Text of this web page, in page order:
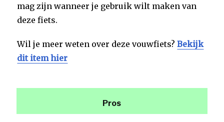
mag zijn wanneer je gebruik wilt maken van
deze fiets.
Wil je meer weten over deze vouwfiets?Bekijk
dit item hier
Pros